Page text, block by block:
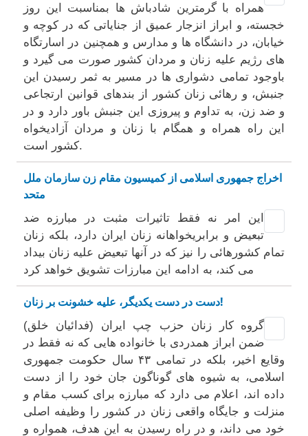
همراه با گرمترین شادباش ها بمناسبت این روز
خجسته، و ابراز انزجار عمیق از جنایاتی که در کوچه و
خیابان، در دانشگاه ها و مدارس و همچنین در اسارتگاه
های رژیم علیه زنان و مردان کشور صورت می گیرد و
باوجود تمامی دشواری ها در مسیر به ثمر رسیدن این
جنبش، و رهائی زنان کشور از بندهای قوانین ارتجاعی
و ضد زن، به تداوم و پیروزی این جنبش باور دارد و در
این راه همراه و همگام با زنان و مردان آزادیخواه
کشور است.
اخراج جمهوری اسلامی از کمیسیون مقام زن سازمان ملل
متحد
این امر نه فقط تاثیرات مثبت در مبارزه ضد
تبعیض و برابریخواهانه زنان ایران دارد، بلکه زنان
تمام کشورهائی را نیز که در آنها تبعیض علیه زنان بیداد
می کند، به ادامه این مبارزات تشویق خواهد کرد
دست در دست یکدیگر، علیه خشونت بر زنان!
گروه کار زنان حزب چپ ایران (فدائیان خلق)
ضمن ابراز همدردی با خانواده هایی که نه فقط در
وقایع اخیر، بلکه در تمامی ۴۳ سال حکومت جمهوری
اسلامی، به شیوه های گوناگون جان خود را از دست
داده اند، اعلام می دارد که مبارزه برای کسب مقام و
منزلت و جایگاه واقعی زنان در کشور را وظیفه اصلی
خود می داند، و در راه رسیدن به این هدف، همواره و